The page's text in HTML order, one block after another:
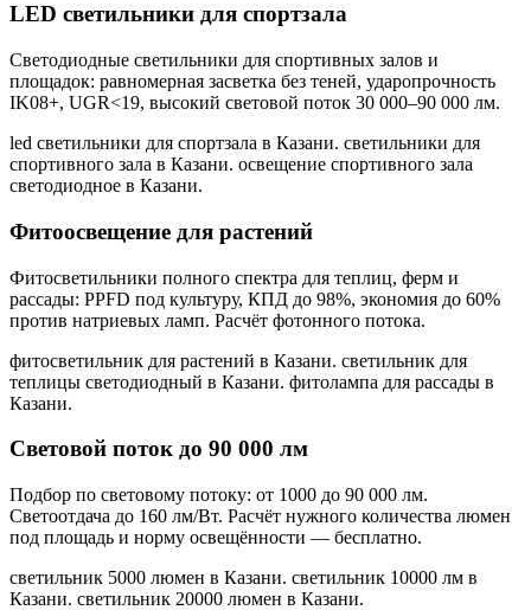
LED светильники для спортзала
Светодиодные светильники для спортивных залов и
площадок: равномерная засветка без теней, ударопрочность
IK08+, UGR<19, высокий световой поток 30 000–90 000 лм.
led светильники для спортзала в Казани. светильники для
спортивного зала в Казани. освещение спортивного зала
светодиодное в Казани.
Фитоосвещение для растений
Фитосветильники полного спектра для теплиц, ферм и
рассады: PPFD под культуру, КПД до 98%, экономия до 60%
против натриевых ламп. Расчёт фотонного потока.
фитосветильник для растений в Казани. светильник для
теплицы светодиодный в Казани. фитолампа для рассады в
Казани.
Световой поток до 90 000 лм
Подбор по световому потоку: от 1000 до 90 000 лм.
Светоотдача до 160 лм/Вт. Расчёт нужного количества люмен
под площадь и норму освещённости — бесплатно.
светильник 5000 люмен в Казани. светильник 10000 лм в
Казани. светильник 20000 люмен в Казани.